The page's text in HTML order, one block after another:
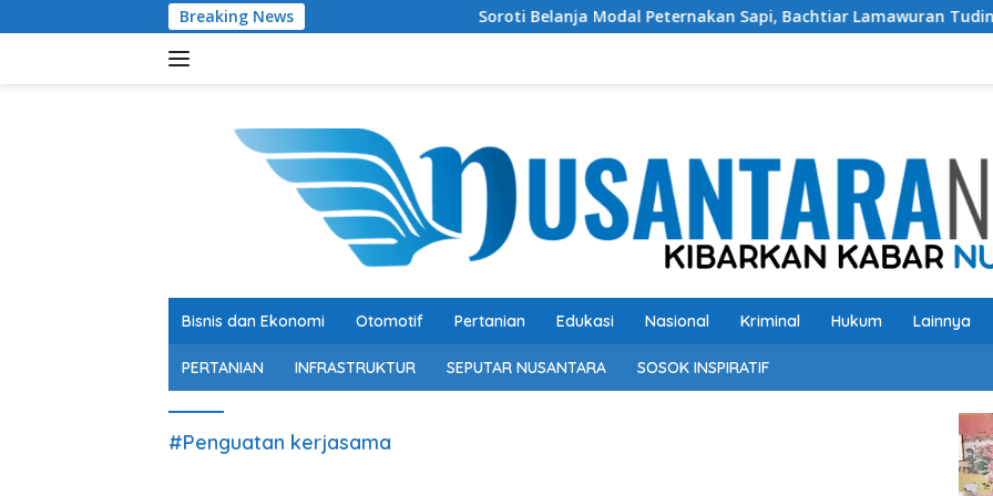
ke
Breaking News Soroti Belanja Modal Peternakan Sapi, Bachtiar Lamawuran Tuding Pemda
Bisnis dan Ekonomi Otomotif Pertanian Edukasi Nasional Kriminal Hukum Lainnya
PERTANIAN INFRASTRUKTUR SEPUTAR NUSANTARA SOSOK INSPIRATIF
#Penguatan kerjasama